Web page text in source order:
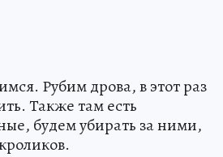
Рубим дрова, в этот раз
Также там есть
будем убирать за ними,